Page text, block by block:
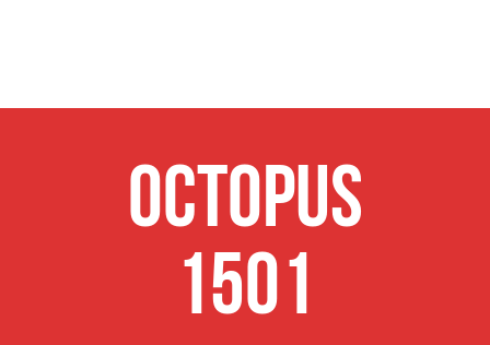
Octopus
1501